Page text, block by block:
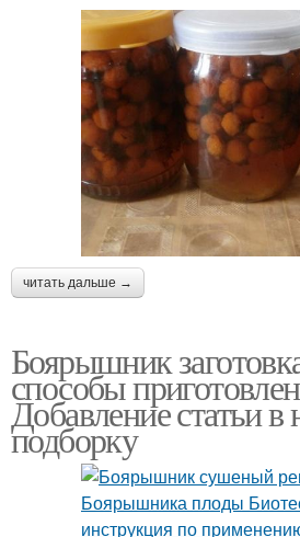
читать дальше →
Боярышник
способы
Добавление статьи
подборку